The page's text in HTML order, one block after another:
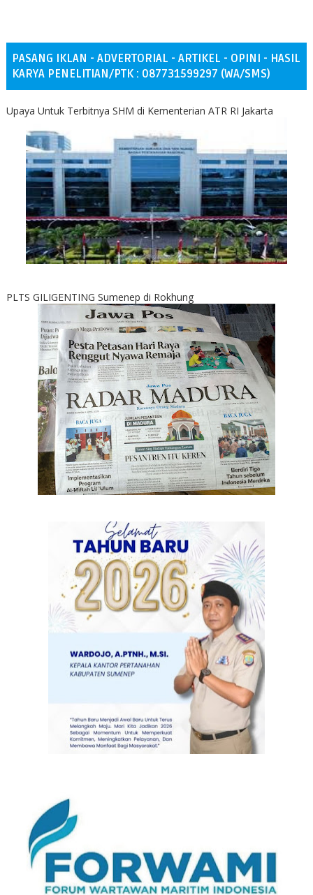
PASANG IKLAN - ADVERTORIAL - ARTIKEL - OPINI - HASIL
KARYA PENELITIAN/PTK : 087731599297 (WA/SMS)
Upaya Untuk Terbitnya SHM di Kementerian ATR RI Jakarta
PLTS GILIGENTING Sumenep di Rokhung